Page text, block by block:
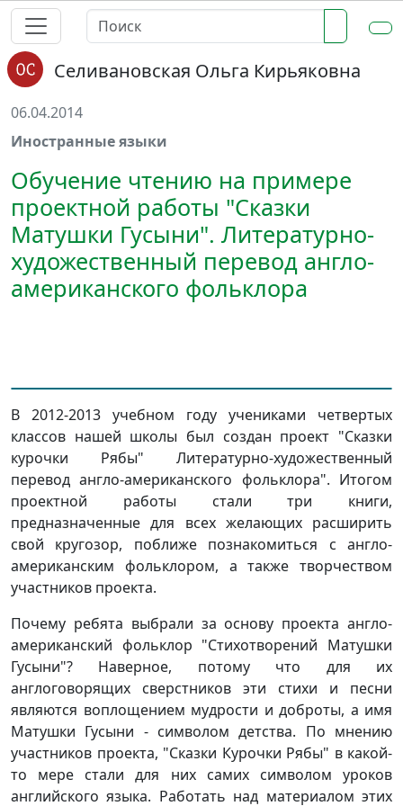
Селивановская Ольга Кирьяковна
06.04.2014
Иностранные языки
Обучение чтению на примере
проектной работы "Сказки
Матушки Гусыни". Литературно-
художественный перевод англо-
американского фольклора
В 2012-2013 учебном году учениками четвертых
классов нашей школы был создан проект "Сказки
курочки Рябы" Литературно-художественный
перевод англо-американского фольклора". Итогом
проектной работы стали три книги,
предназначенные для всех желающих расширить
свой кругозор, поближе познакомиться с англо-
американским фольклором, а также творчеством
участников проекта.
Почему ребята выбрали за основу проекта англо-
американский фольклор "Стихотворений Матушки
Гусыни"? Наверное, потому что для их
англоговорящих сверстников эти стихи и песни
являются воплощением мудрости и доброты, а имя
Матушки Гусыни - символом детства. По мнению
участников проекта, "Сказки Курочки Рябы" в какой-
то мере стали для них самих символом уроков
английского языка. Работать над материалом этих